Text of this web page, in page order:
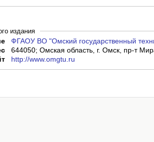
издания
ФГАОУ ВО "Омский государственный
644050; Омская область, г. Омск, пр-т
http://www.omgtu.ru